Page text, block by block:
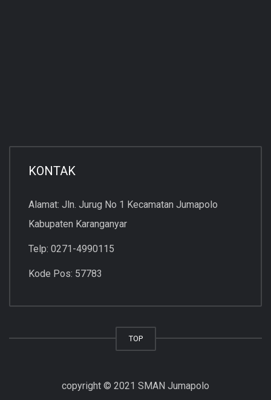
KONTAK
Alamat: Jln. Jurug No 1 Kecamatan Jumapolo
Kabupaten Karanganyar
Telp: 0271-4990115
Kode Pos: 57783
TOP
copyright © 2021 SMAN Jumapolo